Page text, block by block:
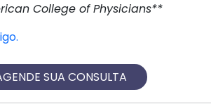
College of Physicians**
SUA CONSULTA